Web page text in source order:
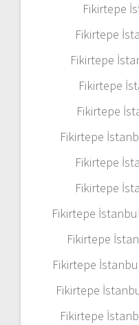
Fikirtepe
Fikirtepe
Fikirtepe
Fikirtepe
Fikirtepe
Fikirtepe
Fikirtepe
Fikirtepe
Fikirtepe
Fikirtepe
Fikirtepe
Fikirtepe
Fikirtepe